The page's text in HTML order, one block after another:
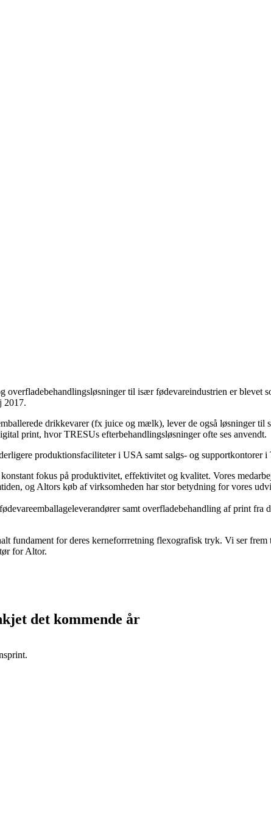
overfladebehandlingsløsninger til især fødevareindustrien er
2017.
drikkevarer (fx juice og mælk), lever de også løsninger
print, hvor TRESUs efterbehandlingsløsninger ofte ses anvendt.
produktionsfaciliteter i USA samt salgs- og supportkontorer
fokus på produktivitet, effektivitet og kvalitet. Vores
og Altors køb af virksomheden har stor betydning for vores
samt overfladebehandling af print
fundament for deres kerneforrretning flexografisk tryk. Vi ser
for Altor.
det kommende år